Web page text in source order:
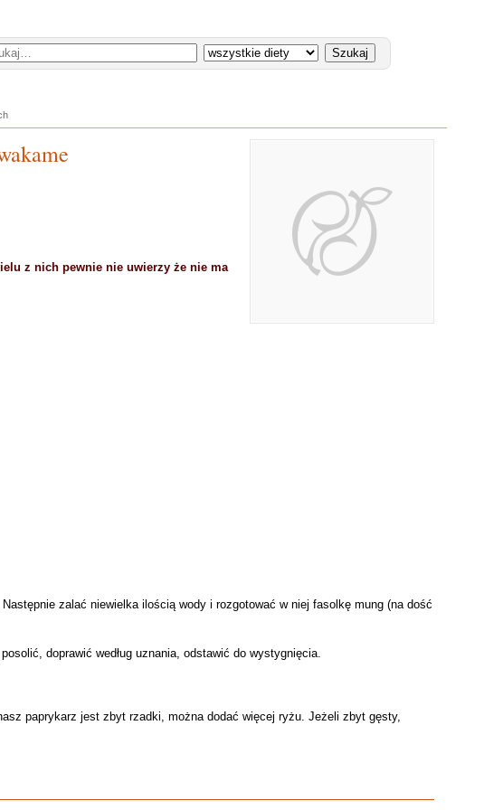
z nich pewnie nie uwierzy że nie ma
zalać niewielka ilością wody i rozgotować w niej fasolkę mung (na dość
doprawić według uznania, odstawić do wystygnięcia.
paprykarz jest zbyt rzadki, można dodać więcej ryżu. Jeżeli zbyt gęsty,